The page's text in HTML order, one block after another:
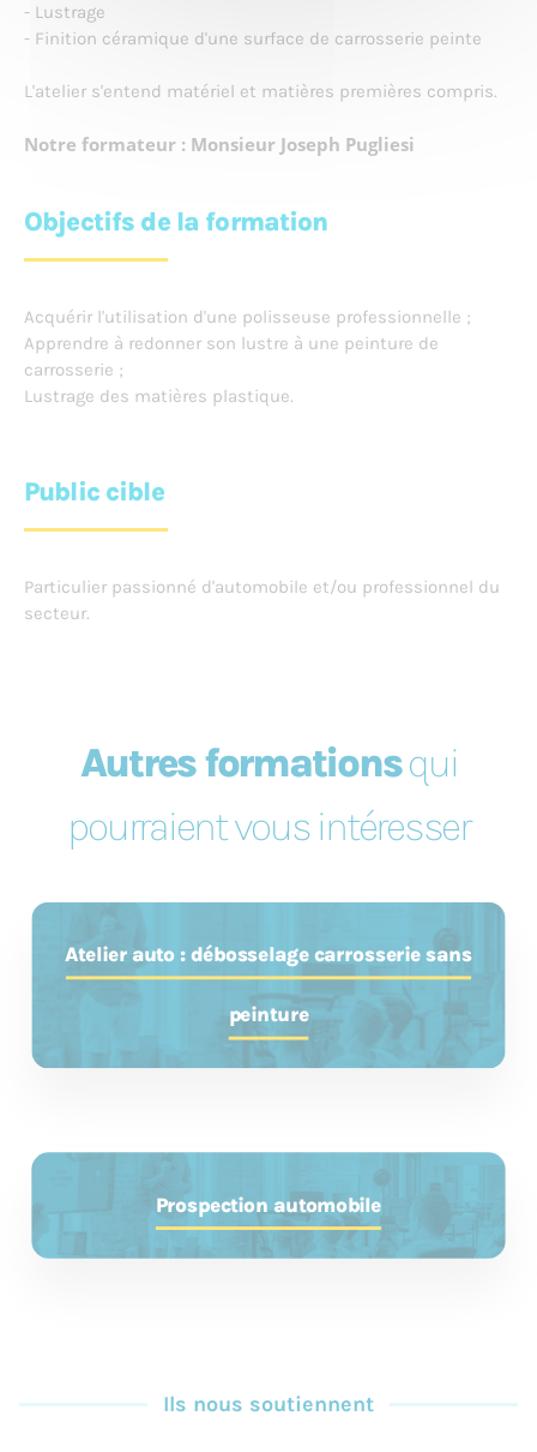
- Lustrage
- Finition céramique d'une surface de carrosserie peinte
L'atelier s'entend matériel et matières premières compris.
Notre formateur : Monsieur Joseph Pugliesi
Objectifs de la formation
Acquérir l'utilisation d'une polisseuse professionnelle ;
Apprendre à redonner son lustre à une peinture de
carrosserie ;
Lustrage des matières plastique.
Public cible
Particulier passionné d'automobile et/ou professionnel du
secteur.
Autres formationsqui
pourraient vous intéresser
Atelier auto : débosselage carrosserie sans
peinture
Prospection automobile
Ils nous soutiennent